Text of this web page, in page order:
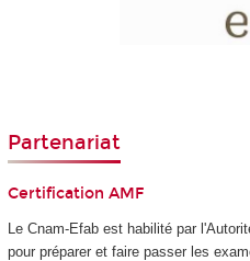
Partenariat
Certification AMF
Le Cnam-Efab est habilité par
pour préparer et faire passer les